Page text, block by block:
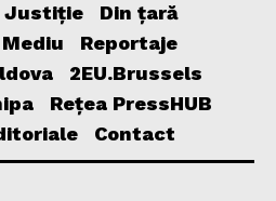
Justiție
Din țară
Mediu
Reportaje
2EU.Brussels
Rețea PressHUB
Contact